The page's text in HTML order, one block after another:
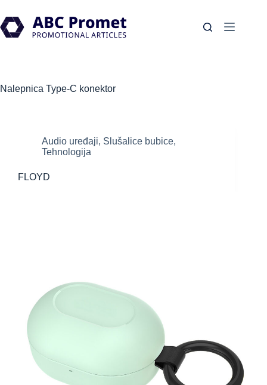
to
content
Nalepnica Type-C konektor
Audio uređaji, Slušalice bubice,
Tehnologija
FLOYD